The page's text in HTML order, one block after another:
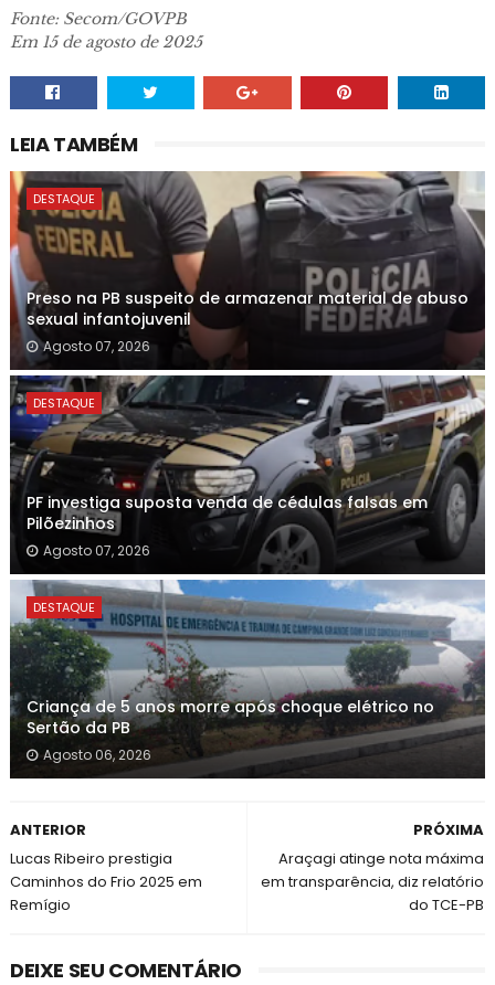
Fonte: Secom/GOVPB
Em 15 de agosto de 2025
LEIA TAMBÉM
DESTAQUE
Preso na PB suspeito de armazenar material de abuso
sexual infantojuvenil
Agosto 07, 2026
DESTAQUE
PF investiga suposta venda de cédulas falsas em
Pilõezinhos
Agosto 07, 2026
DESTAQUE
Criança de 5 anos morre após choque elétrico no
Sertão da PB
Agosto 06, 2026
PRÓXIMA
Araçagi atinge nota máxima
em transparência, diz relatório
do TCE-PB
ANTERIOR
Lucas Ribeiro prestigia
Caminhos do Frio 2025 em
Remígio
DEIXE SEU COMENTÁRIO